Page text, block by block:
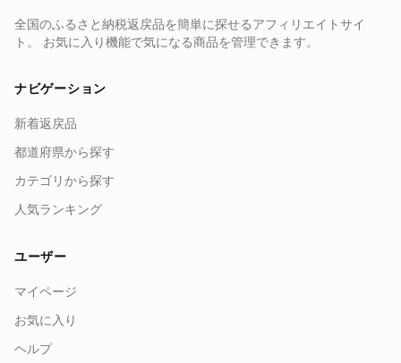
全国のふるさと納税返戻品を簡単に探せるアフィリエイトサイ
ト。 お気に入り機能で気になる商品を管理できます。
ナビゲーション
新着返戻品
都道府県から探す
カテゴリから探す
人気ランキング
ユーザー
マイページ
お気に入り
ヘルプ